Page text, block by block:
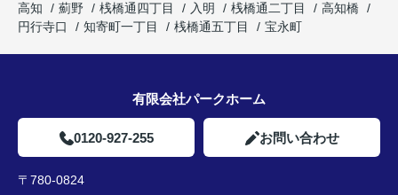
高知
薊野 桟橋通四丁目 入明 桟橋通二丁目
高知橋
円行寺口
知寄町一丁目 桟橋通五丁目 宝永町
有限会社パークホーム
0120-927-255 お問い合わせ
〒780-0824